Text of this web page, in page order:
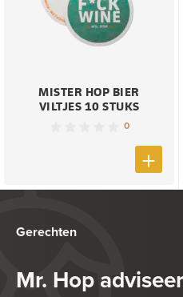
MISTER HOP BIER
VILTJES 10 STUKS
0
Gerechten
Mr. Hop